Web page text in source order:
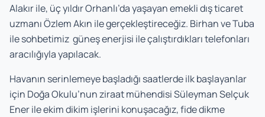
Alakır ile, üç yıldır Orhanlı’da yaşayan emekli dış ticaret
uzmanı Özlem Akın ile gerçekleştireceğiz. Birhan ve Tuba
ile sohbetimiz güneş enerjisi ile çalıştırdıkları telefonları
aracılığıyla yapılacak.
Havanın serinlemeye başladığı saatlerde ilk başlayanlar
için Doğa Okulu’nun ziraat mühendisi Süleyman Selçuk
Ener ile ekim dikim işlerini konuşacağız, fide dikme